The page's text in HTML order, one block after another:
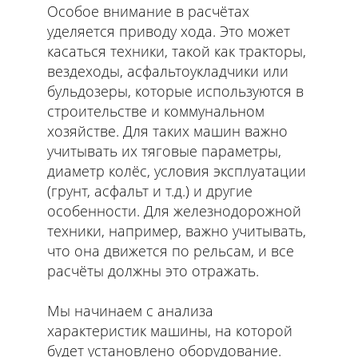
Особое внимание в расчётах
уделяется приводу хода. Это может
касаться техники, такой как тракторы,
вездеходы, асфальтоукладчики или
бульдозеры, которые используются в
строительстве и коммунальном
хозяйстве. Для таких машин важно
учитывать их тяговые параметры,
диаметр колёс, условия эксплуатации
(грунт, асфальт и т.д.) и другие
особенности. Для железнодорожной
техники, например, важно учитывать,
что она движется по рельсам, и все
расчёты должны это отражать.
Мы начинаем с анализа
характеристик машины, на которой
будет установлено оборудование.